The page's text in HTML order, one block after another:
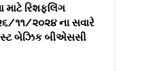
રિશફલિંગ
૧૧/૨૦૨૪ ના સવારે
બેઝિક બીએસસી